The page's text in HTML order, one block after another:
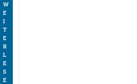
W
E
I
T
E
R
L
E
S
E